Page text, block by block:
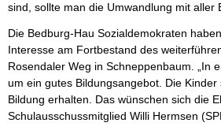
sind, sollte man die Umwandlung mit aller
Die Bedburg-Hau Sozialdemokraten
Interesse am Fortbestand des
Rosendaler Weg in Schneppenbaum. „In
um ein gutes Bildungsangebot. Die
Bildung erhalten. Das wünschen sich die
Schulausschussmitglied Willi Hermsen